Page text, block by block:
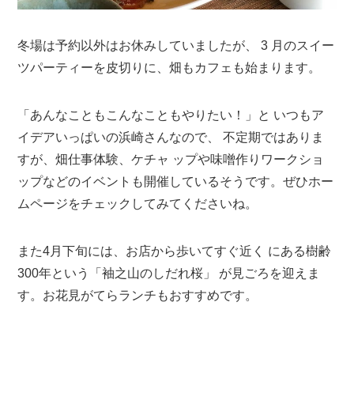
冬場は予約以外はお休みしていましたが、 3 月のスイー
ツパーティーを皮切りに、畑もカフェも始まります。
「あんなこともこんなこともやりたい！」と いつもア
イデアいっぱいの浜崎さんなので、 不定期ではありま
すが、畑仕事体験、ケチャ ップや味噌作りワークショ
ップなどのイベントも開催しているそうです。ぜひホー
ムページをチェックしてみてくださいね。
また4月下旬には、お店から歩いてすぐ近く にある樹齢
300年という「袖之山のしだれ桜」 が見ごろを迎えま
す。お花見がてらランチもおすすめです。